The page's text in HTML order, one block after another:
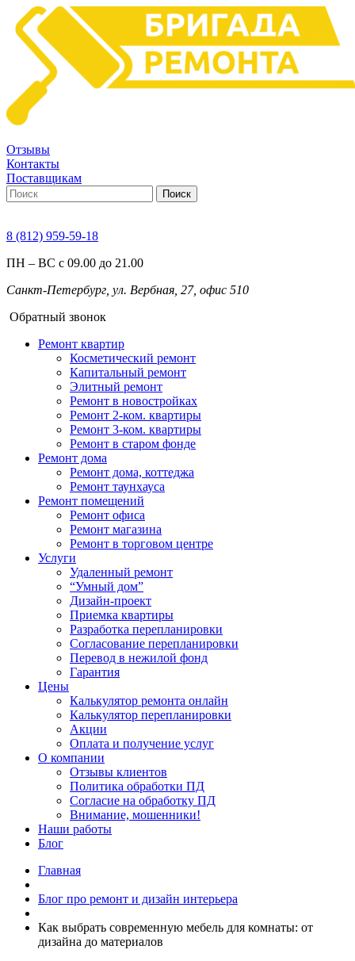
Отзывы
Контакты
Поставщикам
Поиск
8 (812) 959-59-18
ПН – ВС с 09.00 до 21.00
Санкт-Петербург, ул. Вербная, 27, офис 510
Обратный звонок
Ремонт квартир
Косметический ремонт
Капитальный ремонт
Элитный ремонт
Ремонт в новостройках
Ремонт 2-ком. квартиры
Ремонт 3-ком. квартиры
Ремонт в старом фонде
Ремонт дома
Ремонт дома, коттеджа
Ремонт таунхауса
Ремонт помещений
Ремонт офиса
Ремонт магазина
Ремонт в торговом центре
Услуги
Удаленный ремонт
“Умный дом”
Дизайн-проект
Приемка квартиры
Разработка перепланировки
Согласование перепланировки
Перевод в нежилой фонд
Гарантия
Цены
Калькулятор ремонта онлайн
Калькулятор перепланировки
Акции
Оплата и получение услуг
О компании
Отзывы клиентов
Политика обработки ПД
Согласие на обработку ПД
Внимание, мошенники!
Наши работы
Блог
Главная
Блог про ремонт и дизайн интерьера
Как выбрать современную мебель для комнаты: от
дизайна до материалов